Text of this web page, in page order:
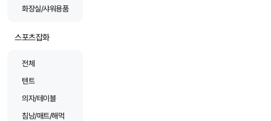
화장실/샤워용품
스포츠잡화
전체
텐트
의자/테이블
침낭/매트/해먹